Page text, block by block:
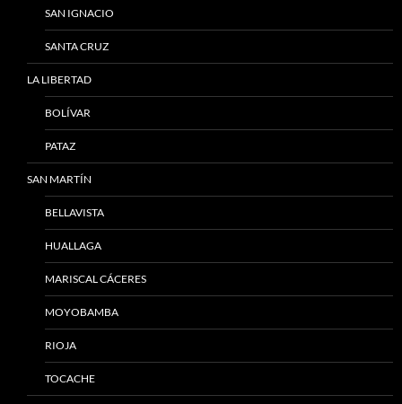
SAN IGNACIO
SANTA CRUZ
LA LIBERTAD
BOLÍVAR
PATAZ
SAN MARTÍN
BELLAVISTA
HUALLAGA
MARISCAL CÁCERES
MOYOBAMBA
RIOJA
TOCACHE